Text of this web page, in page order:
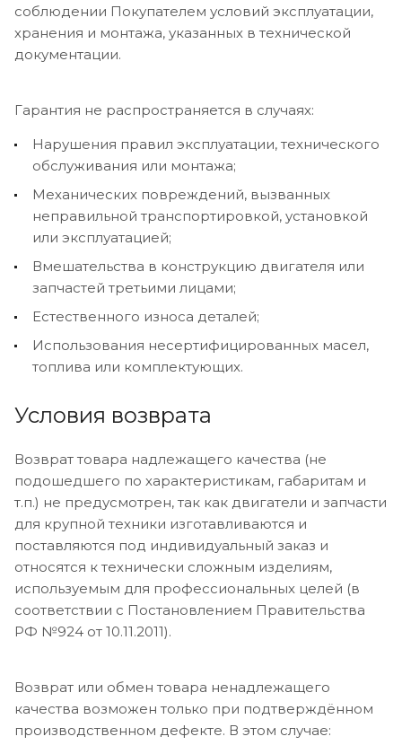
соблюдении Покупателем условий эксплуатации,
хранения и монтажа, указанных в технической
документации.
Гарантия не распространяется в случаях:
Нарушения правил эксплуатации, технического
обслуживания или монтажа;
Механических повреждений, вызванных
неправильной транспортировкой, установкой
или эксплуатацией;
Вмешательства в конструкцию двигателя или
запчастей третьими лицами;
Естественного износа деталей;
Использования несертифицированных масел,
топлива или комплектующих.
Условия возврата
Возврат товара надлежащего качества (не
подошедшего по характеристикам, габаритам и
т.п.) не предусмотрен, так как двигатели и запчасти
для крупной техники изготавливаются и
поставляются под индивидуальный заказ и
относятся к технически сложным изделиям,
используемым для профессиональных целей (в
соответствии с Постановлением Правительства
РФ №924 от 10.11.2011).
Возврат или обмен товара ненадлежащего
качества возможен только при подтверждённом
производственном дефекте. В этом случае: